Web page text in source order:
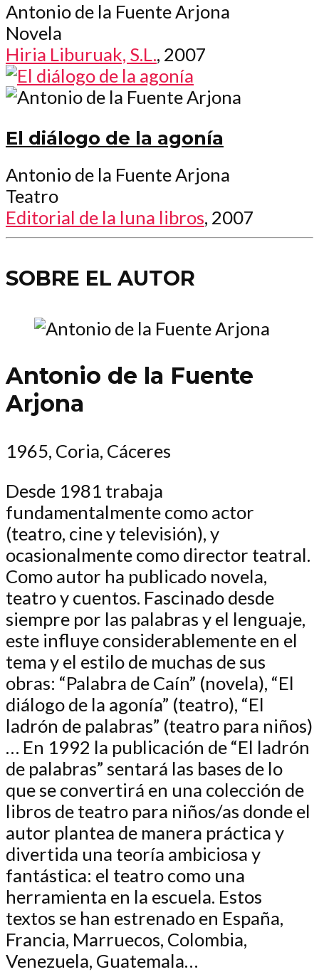
Antonio de la Fuente Arjona
Novela
Hiria Liburuak, S.L., 2007
El diálogo de la agonía
Antonio de la Fuente Arjona
Teatro
Editorial de la luna libros, 2007
SOBRE EL AUTOR
Antonio de la Fuente
Arjona
1965, Coria, Cáceres
Desde 1981 trabaja
fundamentalmente como actor
(teatro, cine y televisión), y
ocasionalmente como director teatral.
Como autor ha publicado novela,
teatro y cuentos. Fascinado desde
siempre por las palabras y el lenguaje,
este influye considerablemente en el
tema y el estilo de muchas de sus
obras: “Palabra de Caín” (novela), “El
diálogo de la agonía” (teatro), “El
ladrón de palabras” (teatro para niños)
… En 1992 la publicación de “El ladrón
de palabras” sentará las bases de lo
que se convertirá en una colección de
libros de teatro para niños/as donde el
autor plantea de manera práctica y
divertida una teoría ambiciosa y
fantástica: el teatro como una
herramienta en la escuela. Estos
textos se han estrenado en España,
Francia, Marruecos, Colombia,
Venezuela, Guatemala…